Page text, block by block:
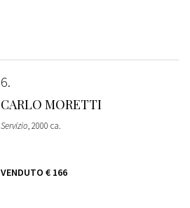
6
CARLO MORETTI
Servizio, 2000 ca.
VENDUTO € 166